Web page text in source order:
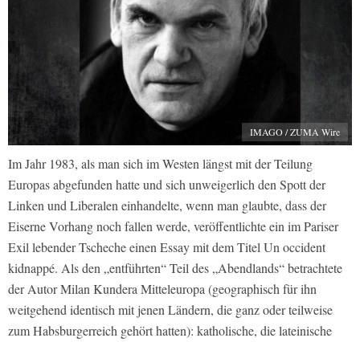
IMAGO / ZUMA Wire
Im Jahr 1983, als man sich im Westen längst mit der Teilung
Europas abgefunden hatte und sich unweigerlich den Spott der
Linken und Liberalen einhandelte, wenn man glaubte, dass der
Eiserne Vorhang noch fallen werde, veröffentlichte ein im Pariser
Exil lebender Tscheche einen Essay mit dem TitelUn occident
kidnappé. Als den „entführten“ Teil des „Abendlands“ betrachtete
der Autor Milan Kundera Mitteleuropa (geographisch für ihn
weitgehend identisch mit jenen Ländern, die ganz oder teilweise
zum Habsburgerreich gehört hatten): katholische, die lateinische